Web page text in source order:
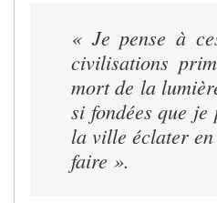
« Je pense à
civilisations
mort de la
si fondées que
la ville éclater
faire ».